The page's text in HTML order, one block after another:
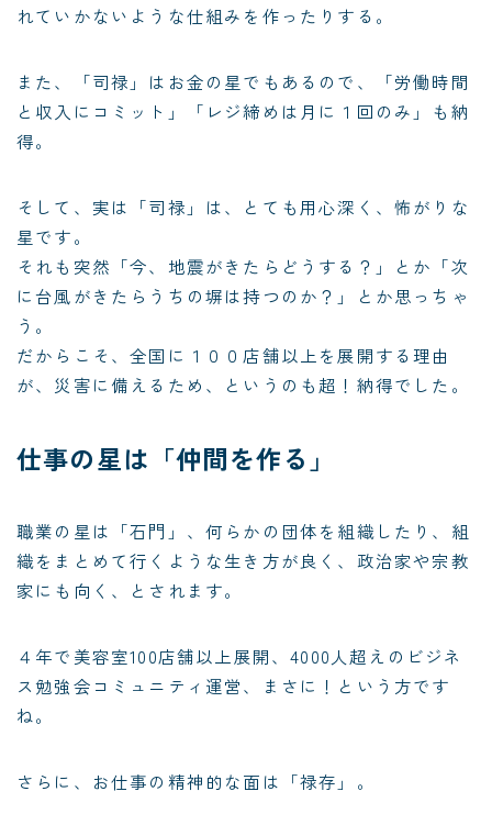
れていかないような仕組みを作ったりする。
また、「司禄」はお金の星でもあるので、「労働時間
と収入にコミット」「レジ締めは月に１回のみ」も納
得。
そして、実は「司禄」は、とても用心深く、怖がりな
星です。
それも突然「今、地震がきたらどうする？」とか「次
に台風がきたらうちの塀は持つのか？」とか思っちゃ
う。
だからこそ、全国に１００店舗以上を展開する理由
が、災害に備えるため、というのも超！納得でした。
仕事の星は「仲間を作る」
職業の星は「石門」、何らかの団体を組織したり、組
織をまとめて行くような生き方が良く、政治家や宗教
家にも向く、とされます。
４年で美容室100店舗以上展開、4000人超えのビジネ
ス勉強会コミュニティ運営、まさに！という方です
ね。
さらに、お仕事の精神的な面は「禄存」。